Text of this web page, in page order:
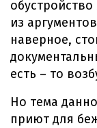
из
наверное,
есть – то
Но тема
приют для